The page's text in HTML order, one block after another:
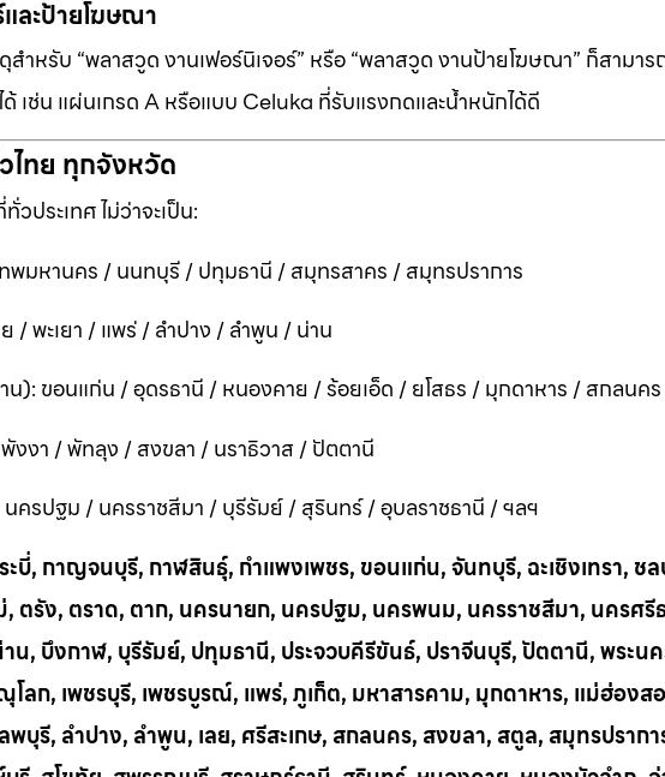
และป้ายโฆษณา
หรับ “พลาสวูด งานเฟอร์นิเจอร์” หรือ “พลาสวูด งานป้ายโฆษณา” ก็สามาร
เช่น แผ่นเกรด A หรือแบบ Celuka ที่รับแรงกดและน้ำหนักได้ดี
ไทย ทุกจังหวัด
ประเทศ ไม่ว่าจะเป็น:
มหานคร / นนทบุรี / ปทุมธานี / สมุทรสาคร / สมุทรปราการ
/ พะเยา / แพร่ / ลำปาง / ลำพูน / น่าน
น): ขอนแก่น / อุดรธานี / หนองคาย / ร้อยเอ็ด / ยโสธร / มุกดาหาร / สกลนคร
งงา / พัทลุง / สงขลา / นราธิวาส / ปัตตานี
ครปฐม / นครราชสีมา / บุรีรัมย์ / สุรินทร์ / อุบลราชธานี / ฯลฯ
บี่, กาญจนบุรี, กาฬสินธุ์, กำแพงเพชร, ขอนแก่น, จันทบุรี, ฉะเชิงเทรา, ช
, ตรัง, ตราด, ตาก, นครนายก, นครปฐม, นครพนม, นครราชสีมา, นครศรี
น, บึงกาฬ, บุรีรัมย์, ปทุมธานี, ประจวบคีรีขันธ์, ปราจีนบุรี, ปัตตานี, พระน
ลก, เพชรบุรี, เพชรบูรณ์, แพร่, ภูเก็ต, มหาสารคาม, มุกดาหาร, แม่ฮ่องสอ
พบุรี, ลำปาง, ลำพูน, เลย, ศรีสะเกษ, สกลนคร, สงขลา, สตูล, สมุทรปราก